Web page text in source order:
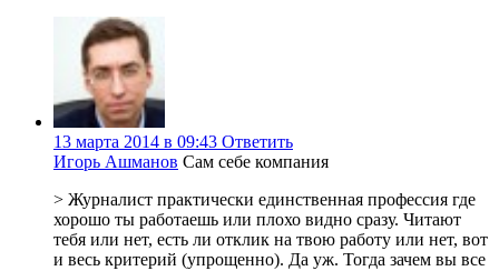
13 марта 2014 в 09:43 Ответить
Игорь Ашманов Сам себе компания
> Журналист практически единственная профессия где
хорошо ты работаешь или плохо видно сразу. Читают
тебя или нет, есть ли отклик на твою работу или нет, вот
и весь критерий (упрощенно). Да уж. Тогда зачем вы все